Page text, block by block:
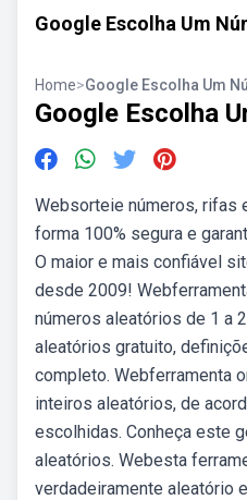
Google Escolha Um
Home>Google Escolha Um
Google Escolha
Websorteie números, rifas
forma 100% segura e
O maior e mais confiável
desde 2009!
números aleatórios de 1 a
aleatórios gratuito,
completo. Webferramenta
inteiros aleatórios, de
escolhidas. Conheça este
aleatórios. Webesta
verdadeiramente aleatório